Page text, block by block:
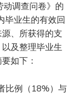
调查问卷》的
毕业生的有效回
、所获得的支
及整理毕业生
如下：
比例（18%）与